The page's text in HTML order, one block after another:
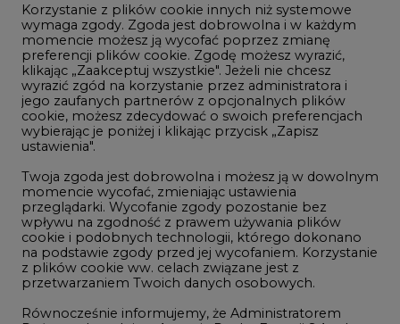
Innowacje i AI
Telekomunikacja i IT
Handel emisjami CO2
Wodór
Górnictwo
Atom
Fotowoltaika
Offshore wind
Korzystanie z plików cookie innych niż systemowe
wymaga zgody. Zgoda jest dobrowolna i w każdym
momencie możesz ją wycofać poprzez zmianę
preferencji plików cookie. Zgodę możesz wyrazić,
klikając „Zaakceptuj wszystkie". Jeżeli nie chcesz
wyrazić zgód na korzystanie przez administratora i
jego zaufanych partnerów z opcjonalnych plików
cookie, możesz zdecydować o swoich preferencjach
wybierając je poniżej i klikając przycisk „Zapisz
ustawienia".
Twoja zgoda jest dobrowolna i możesz ją w dowolnym
momencie wycofać, zmieniając ustawienia
przeglądarki. Wycofanie zgody pozostanie bez
wpływu na zgodność z prawem używania plików
cookie i podobnych technologii, którego dokonano
na podstawie zgody przed jej wycofaniem. Korzystanie
z plików cookie ww. celach związane jest z
przetwarzaniem Twoich danych osobowych.
Równocześnie informujemy, że Administratorem